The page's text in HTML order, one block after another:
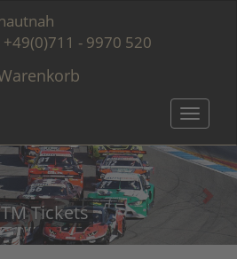
+49(0)711 - 9970 520
Toggle
Tickets